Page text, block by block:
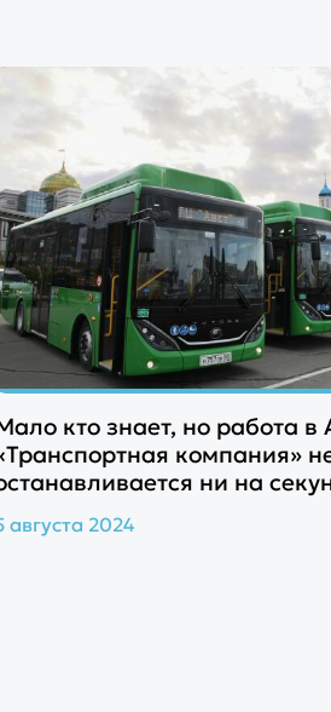
кто знает, но работа в
компания»
ни на
августа 2024